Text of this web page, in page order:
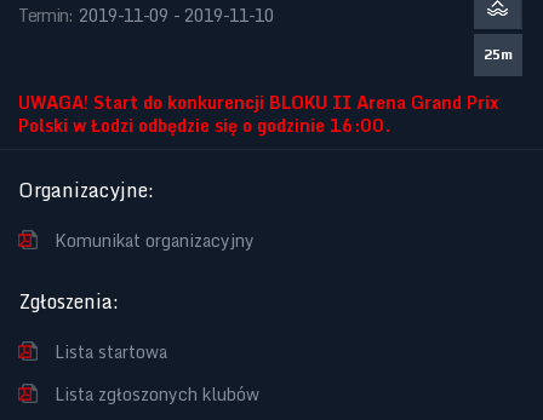
Zawody Okręgowe
Kalendarz Imprez
Termin: 2019-11-09 - 2019-11-10
25m
UWAGA! Start do konkurencji BLOKU II Arena Grand Prix
Polski w Łodzi odbędzie się o godzinie 16:00.
Organizacyjne:
Komunikat organizacyjny
Zgłoszenia:
Lista startowa
Lista zgłoszonych klubów